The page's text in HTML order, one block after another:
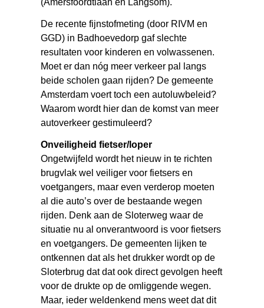
De recente fijnstofmeting (door RIVM en
GGD) in Badhoevedorp gaf slechte
resultaten voor kinderen en volwassenen.
Moet er dan nóg meer verkeer pal langs
beide scholen gaan rijden? De gemeente
Amsterdam voert toch een autoluwbeleid?
Waarom wordt hier dan de komst van meer
autoverkeer gestimuleerd?
Onveiligheid fietser/loper
Ongetwijfeld wordt het nieuw in te richten
brugvlak wel veiliger voor fietsers en
voetgangers, maar even verderop moeten
al die auto’s over de bestaande wegen
rijden. Denk aan de Sloterweg waar de
situatie nu al onverantwoord is voor fietsers
en voetgangers. De gemeenten lijken te
ontkennen dat als het drukker wordt op de
Sloterbrug dat dat ook direct gevolgen heeft
voor de drukte op de omliggende wegen.
Maar, ieder weldenkend mens weet dat dit